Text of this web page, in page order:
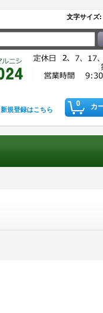
文字サイズ:
0 カ
新規登録はこちら